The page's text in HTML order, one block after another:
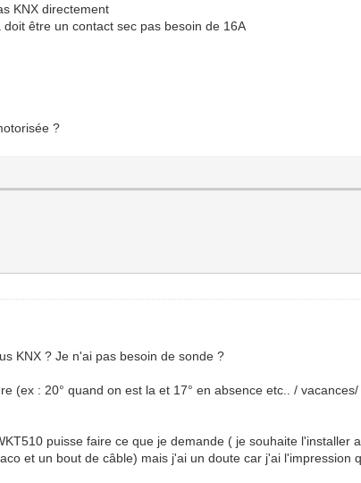
KNX directement
être un contact sec pas besoin de 16A
?
KNX ? Je n'ai pas besoin de sonde ?
(ex : 20° quand on est la et 17° en absence etc.. /
puisse faire ce que je demande ( je souhaite l'installer
et un bout de câble) mais j'ai un doute car j'ai l'impression